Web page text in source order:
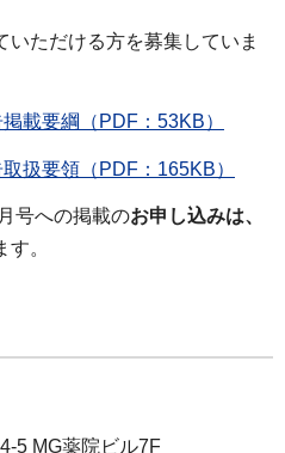
ただける方を募集していま
載要綱（PDF：53KB）
扱要領（PDF：165KB）
号への掲載のお申し込みは、
す。
5 MG薬院ビル7F